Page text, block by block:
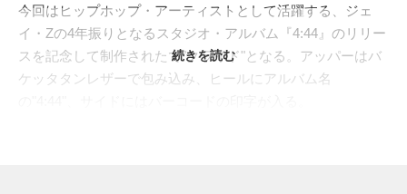
今回はヒップホップ・アーティストとして活躍する、ジェ
イ・Zの4年振りとなるスタジオ・アルバム『4:44』のリリー
スを記念して制作されたで"クライド"となる。アッパーはバ
ケッタタンレザーで包み込み、ヒールにアルバム名
続きを読む